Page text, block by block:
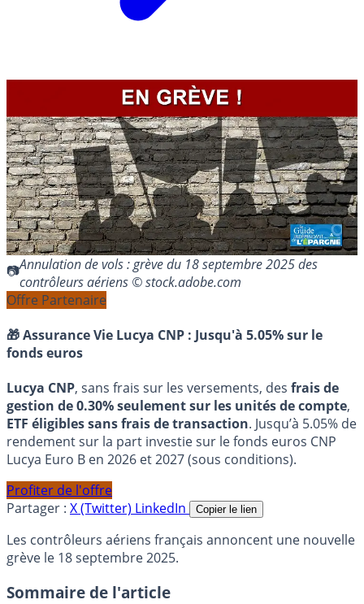
Annulation de vols : grève du 18 septembre 2025 des
contrôleurs aériens © stock.adobe.com
Offre Partenaire
🎁 Assurance Vie Lucya CNP : Jusqu'à 5.05% sur le
fonds euros
Lucya CNP, sans frais sur les versements, des frais de
gestion de 0.30% seulement sur les unités de compte,
ETF éligibles sans frais de transaction. Jusqu’à 5.05% de
rendement sur la part investie sur le fonds euros CNP
Lucya Euro B en 2026 et 2027 (sous conditions).
Profiter de l'offre
Partager : X (Twitter) LinkedIn Copier le lien
Les contrôleurs aériens français annoncent une nouvelle
grève le 18 septembre 2025.
Sommaire de l'article